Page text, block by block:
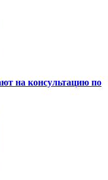
на консультацию по